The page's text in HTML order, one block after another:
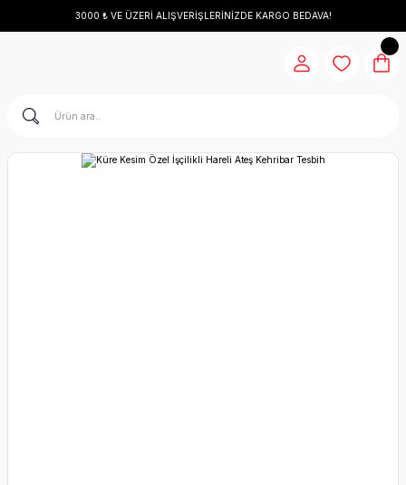
3000 ₺ VE ÜZERİ ALIŞVERİŞLERİNİZDE KARGO BEDAVA!